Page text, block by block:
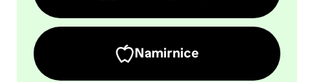
Namirnice